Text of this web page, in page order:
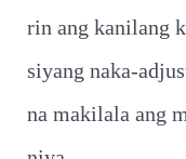
rin ang kanilang
siyang naka-
na makilala ang